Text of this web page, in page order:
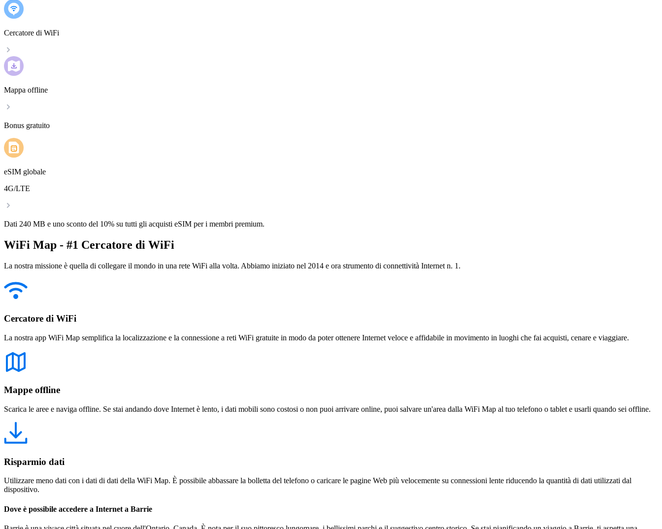
Cercatore di WiFi
Mappa offline
Bonus gratuito
eSIM globale
4G/LTE
Dati 240 MB e uno sconto del 10% su tutti gli acquisti eSIM per i membri premium.
WiFi Map - #1 Cercatore di WiFi
La nostra missione è quella di collegare il mondo in una rete WiFi alla volta. Abbiamo iniziato nel 2014 e ora strumento di connettività Internet n. 1.
Cercatore di WiFi
La nostra app WiFi Map semplifica la localizzazione e la connessione a reti WiFi gratuite in modo da poter ottenere Internet veloce e affidabile in movimento in luoghi che fai acquisti, cenare e viaggiare.
Mappe offline
Scarica le aree e naviga offline. Se stai andando dove Internet è lento, i dati mobili sono costosi o non puoi arrivare online, puoi salvare un'area dalla WiFi Map al tuo telefono o tablet e usarli quando sei offline.
Risparmio dati
Utilizzare meno dati con i dati di dati della WiFi Map. È possibile abbassare la bolletta del telefono o caricare le pagine Web più velocemente su connessioni lente riducendo la quantità di dati utilizzati dal
dispositivo.
Dove è possibile accedere a Internet a Barrie